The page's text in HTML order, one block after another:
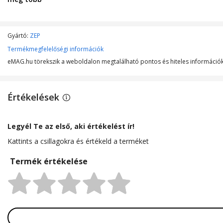
Keret mérete
Gyártó: ZEP
Termékmegfelelőségi információk
eMAG.hu törekszik a weboldalon megtalálható pontos és hiteles
Értékelések
Legyél Te az első, aki értékelést ír!
Kattints a csillagokra és értékeld a terméket
Termék értékelése